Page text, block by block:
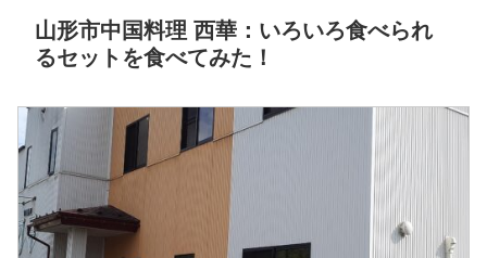
山形市中国料理 西華：いろいろ食べられ
るセットを食べてみた！